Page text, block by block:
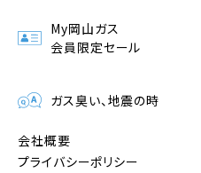
My岡山ガス
会員限定セール
ガス臭い、地震の時
会社概要
プライバシーポリシー